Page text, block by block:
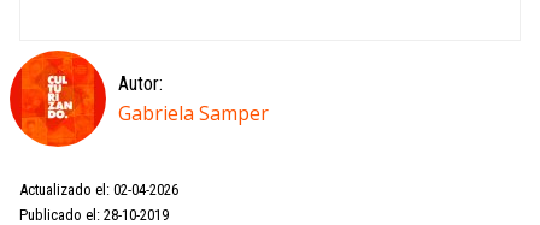
Autor:
Gabriela Samper
Actualizado el: 02-04-2026
Publicado el: 28-10-2019